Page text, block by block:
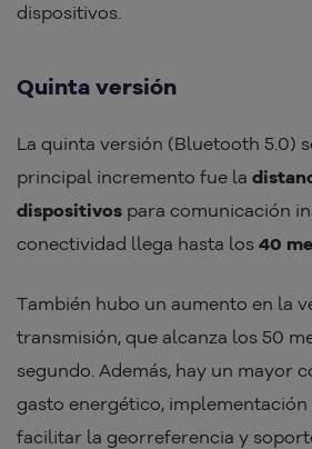
dispositivos.
Quinta versión
La quinta versión (Bluetooth 5.0)
principal incremento fue la
dispositivos para comunicación
conectividad llega hasta los 40
También hubo un aumento en la
transmisión, que alcanza los 50
segundo. Además, hay un mayor
gasto energético,
facilitar la georreferencia y